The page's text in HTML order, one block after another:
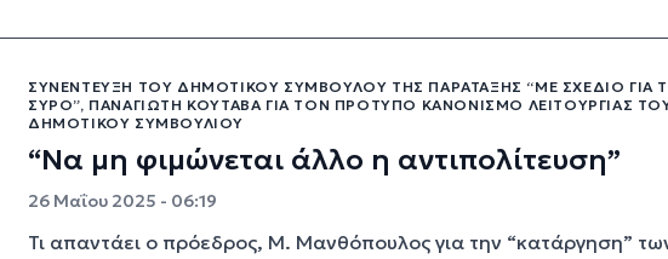
ΣΥΝΈΝΤΕΥΞΗ ΤΟΥ ΔΗΜΟΤΙΚΟΎ ΣΥΜΒΟΎΛΟΥ ΤΗΣ ΠΑΡΆΤΑΞΗΣ “ΜΕ ΣΧΈΔΙΟ ΓΙΑ
ΣΎΡΟ”, ΠΑΝΑΓΙΏΤΗ ΚΟΥΤΑΒΆ ΓΙΑ ΤΟΝ ΠΡΌΤΥΠΟ ΚΑΝΟΝΙΣΜΌ ΛΕΙΤΟΥΡΓΊΑΣ
ΔΗΜΟΤΙΚΟΎ ΣΥΜΒΟΥΛΊΟΥ
“Να μη φιμώνεται άλλο η αντιπολίτευση”
26 Μαΐου 2025 - 06:19
Τι απαντάει ο πρόεδρος, Μ. Μανθόπουλος για την “κατάργηση”